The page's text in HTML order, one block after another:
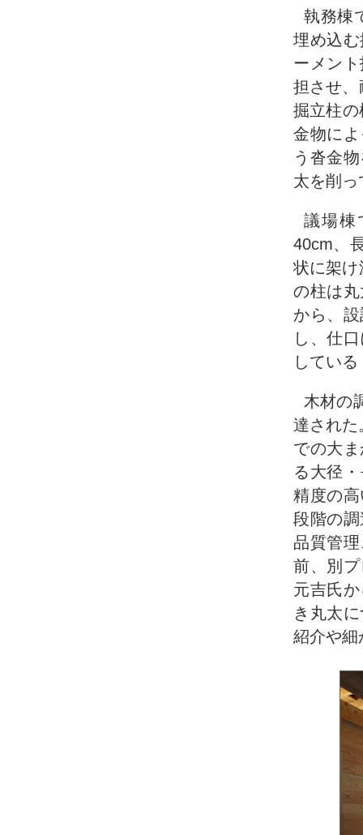
執務棟
埋め込
ーメン
担させ、
掘立柱
金物に
う沓金
太を削
議場棟
40cm、
状に架け
の柱は
から、
し、仕
してい
木材の
達された
での大
る大径
精度の
段階の
品質管
前、別
元吉氏
き丸太
紹介や細